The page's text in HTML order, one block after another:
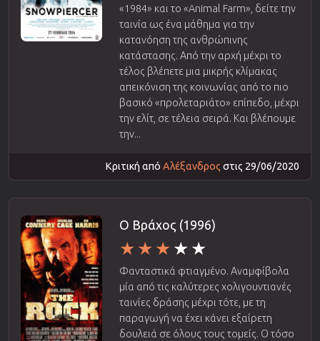
«1984» και το «Animal Farm», δείτε την
ταινία ως ένα μάθημα για την
κατανόηση της ανθρώπινης
κατάστασης. Από την αρχή μέχρι το
τέλος βλέπετε μια μικρής κλίμακας
απεικόνιση της κοινωνίας από το πιο
βασικό «προλεταριάτο» επίπεδο, μέχρι
την ελίτ, σε τέλεια σειρά. Και βλέπουμε
την...
Κριτική από Αλέξανδρος στις 29/06/2020
Ο Βράχος (1996)
Φανταστικά φτιαγμένο. Αναμφίβολα
μία από τις καλύτερες χολιγουντιανές
ταινίες δράσης μέχρι τότε, με τη
παραγωγή να έχει κάνει εξαίρετη
δουλειά σε όλους τους τομείς. Ο τόσο